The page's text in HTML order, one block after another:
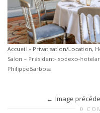
Accueil » Privatisation/Location,
Salon – Président- sodexo-
PhilippeBarbosa
Image
0